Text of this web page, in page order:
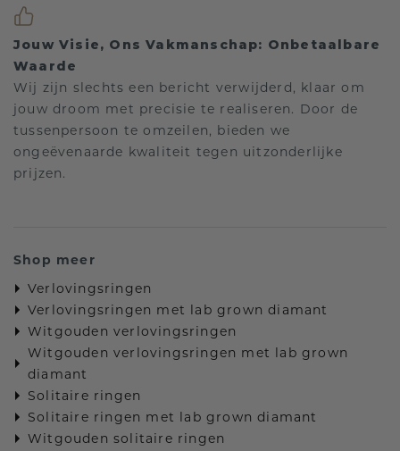
Jouw Visie, Ons Vakmanschap: Onbetaalbare
Waarde
Wij zijn slechts een bericht verwijderd, klaar om
jouw droom met precisie te realiseren. Door de
tussenpersoon te omzeilen, bieden we
ongeëvenaarde kwaliteit tegen uitzonderlijke
prijzen.
Shop meer
Verlovingsringen
Verlovingsringen met lab grown diamant
Witgouden verlovingsringen
Witgouden verlovingsringen met lab grown
diamant
Solitaire ringen
Solitaire ringen met lab grown diamant
Witgouden solitaire ringen